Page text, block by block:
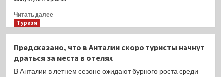
Читать далееПрочитать
изменил
правила
провоза
Туризм
Предсказано, что в Анталии скоро туристы начнут
драться за места в отелях
В Анталии в летнем сезоне ожидают бурного роста среди